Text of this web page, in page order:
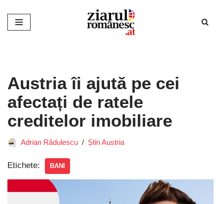
Sari
Austria îi ajută pe cei
afectați de ratele
creditelor imobiliare
Adrian Rădulescu Știri Austria
Etichete: BANI